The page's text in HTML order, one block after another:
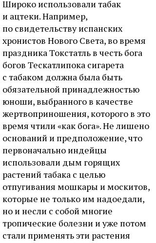
Широко использовали табак
и ацтеки. Например,
по свидетельству испанских
хронистов Нового Света, во время
праздника Токстатль в честь бога
богов Тескатлипока сигарета
с табаком должна была быть
обязательной принадлежностью
юноши, выбранного в качестве
жертвоприношения, которого в это
время чтили «как бога». Не лишено
оснований и предположение, что
первоначально индейцы
использовали дым горящих
растений табака с целью
отпугивания мошкары и москитов,
которые не только им надоедали,
но и несли с собой многие
тропические болезни и уже потом
стали применять эти растения